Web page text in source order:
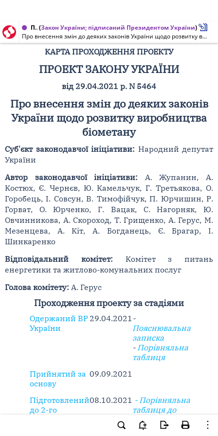
Проект Закону України, Карта проходження проекту від 21.10.2021 № 5464(Закон України; підписаний Президентом України)
Про внесення змін до деяких законів України щодо розвитку виробництва біометану